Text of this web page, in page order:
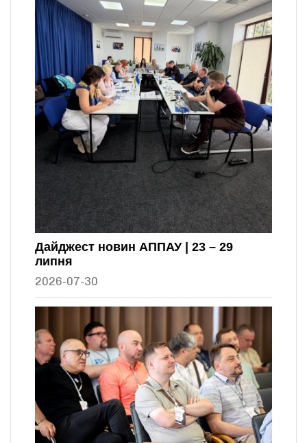
Дайджест новин АППАУ | 23 – 29
липня
2026-07-30